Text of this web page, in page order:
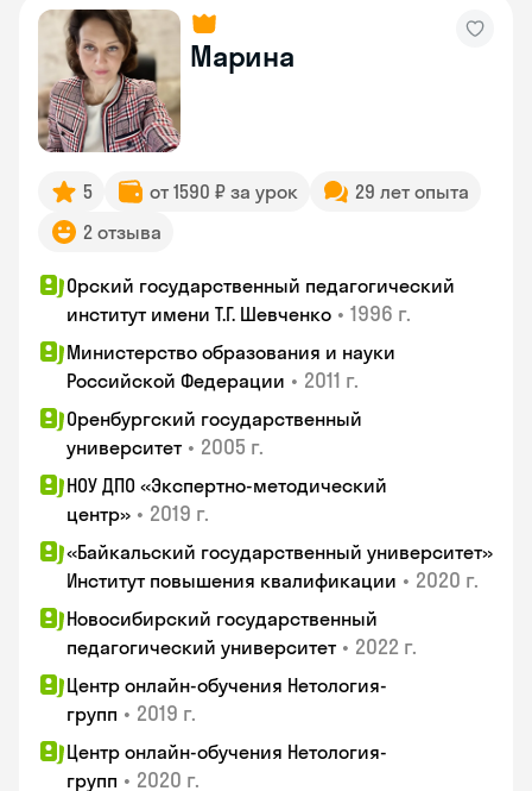
Марина
5 от 1590 ₽ за урок
29 лет опыта
2 отзыва
Орский государственный педагогический
институт имени Т.Г. Шевченко • 1996 г.
Министерство образования и науки
Российской Федерации • 2011 г.
Оренбургский государственный
университет • 2005 г.
НОУ ДПО «Экспертно-методический
центр» • 2019 г.
«Байкальский государственный университет»
Институт повышения квалификации • 2020 г.
Новосибирский государственный
педагогический университет • 2022 г.
Центр онлайн-обучения Нетология-
групп • 2019 г.
Центр онлайн-обучения Нетология-
групп • 2020 г.